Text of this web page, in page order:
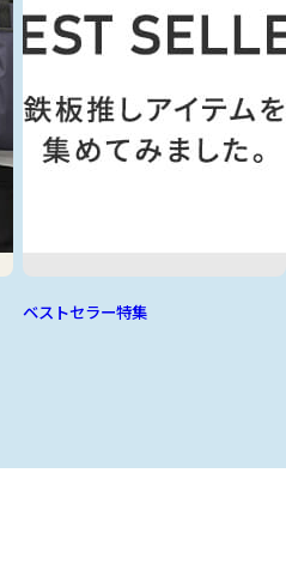
ベストセラー特集